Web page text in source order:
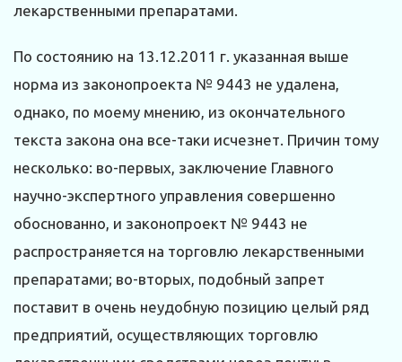
лекарственными препаратами.
По состоянию на 13.12.2011 г. указанная выше
норма из законопроекта № 9443 не удалена,
однако, по моему мнению, из окончательного
текста закона она все-таки исчезнет. Причин тому
несколько: во-первых, заключение Главного
научно-экспертного управления совершенно
обоснованно, и законопроект № 9443 не
распространяется на торговлю лекарственными
препаратами; во-вторых, подобный запрет
поставит в очень неудобную позицию целый ряд
предприятий, осуществляющих торговлю